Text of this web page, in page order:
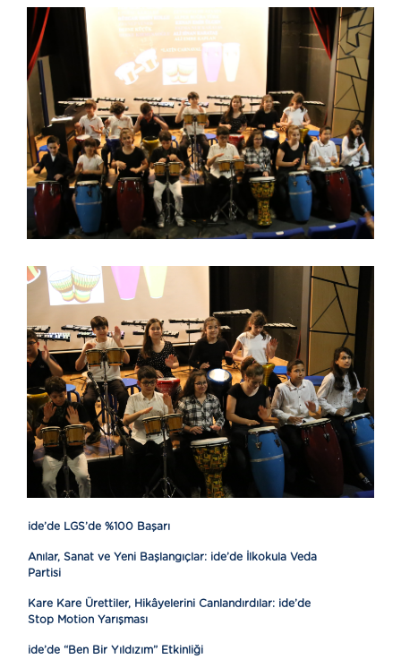
ide’de LGS’de %100 Başarı
Anılar, Sanat ve Yeni Başlangıçlar: ide’de İlkokula Veda
Partisi
Kare Kare Ürettiler, Hikâyelerini Canlandırdılar: ide’de
Stop Motion Yarışması
ide’de “Ben Bir Yıldızım” Etkinliği